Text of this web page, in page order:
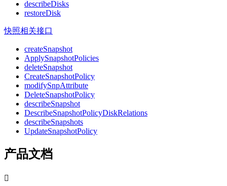
describeDisks
restoreDisk
快照相关接口
createSnapshot
ApplySnapshotPolicies
deleteSnapshot
CreateSnapshotPolicy
modifySnpAttribute
DeleteSnapshotPolicy
describeSnapshot
DescribeSnapshotPolicyDiskRelations
describeSnapshots
UpdateSnapshotPolicy
产品文档
